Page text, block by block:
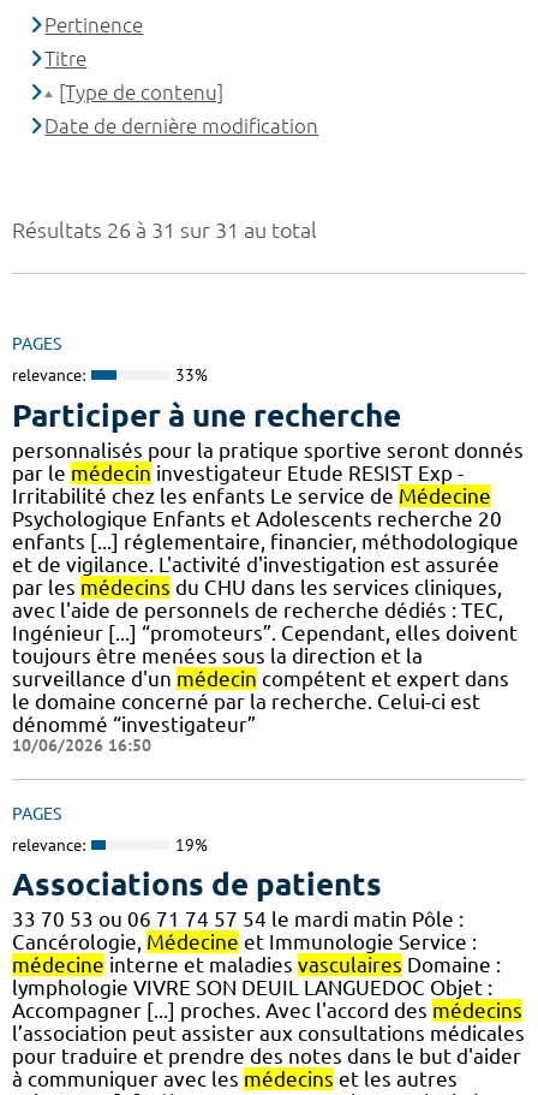
Résultats 26 à 31 sur 31 au total
PAGES
relevance: 33%
Participer à une recherche
personnalisés pour la pratique sportive seront donnés
par le médecin investigateur Etude RESIST Exp -
Irritabilité chez les enfants Le service de Médecine
Psychologique Enfants et Adolescents recherche 20
enfants [...] réglementaire, financier, méthodologique
et de vigilance. L'activité d'investigation est assurée
par les médecins du CHU dans les services cliniques,
avec l'aide de personnels de recherche dédiés : TEC,
Ingénieur [...] “promoteurs”. Cependant, elles doivent
toujours être menées sous la direction et la
surveillance d'un médecin compétent et expert dans
le domaine concerné par la recherche. Celui-ci est
dénommé “investigateur”
10/06/2026 16:50
PAGES
relevance: 19%
Associations de patients
33 70 53 ou 06 71 74 57 54 le mardi matin Pôle :
Cancérologie, Médecine et Immunologie Service :
médecine interne et maladies vasculaires Domaine :
lymphologie VIVRE SON DEUIL LANGUEDOC Objet :
Accompagner [...] proches. Avec l'accord des médecins
l’association peut assister aux consultations médicales
pour traduire et prendre des notes dans le but d'aider
à communiquer avec les médecins et les autres
Pertinence
Titre
[Type de contenu]
Date de dernière modification